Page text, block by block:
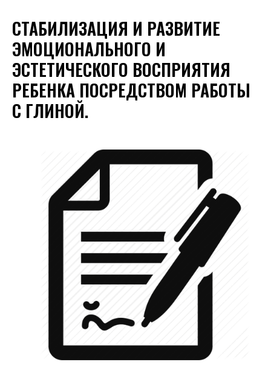
СТАБИЛИЗАЦИЯ И РАЗВИТИЕ
ЭМОЦИОНАЛЬНОГО И
ЭСТЕТИЧЕСКОГО ВОСПРИЯТИЯ
РЕБЕНКА ПОСРЕДСТВОМ РАБОТЫ
С ГЛИНОЙ.